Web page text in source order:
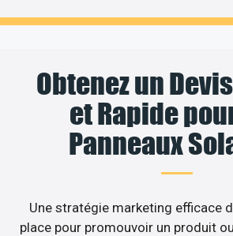
Obtenez un
et Rapide
Panneaux
Une stratégie marketing efficace
place pour promouvoir un produit